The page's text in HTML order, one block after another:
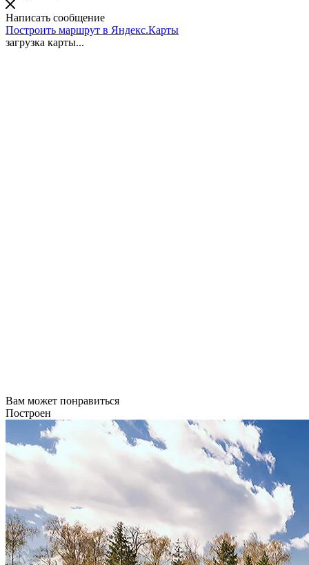
Написать сообщение
Построить маршрут в Яндекс.Карты
загрузка карты...
Вам может понравиться
Построен